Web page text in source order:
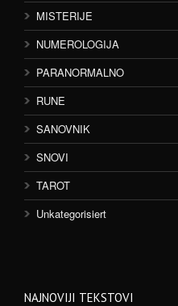
MISTERIJE
NUMEROLOGIJA
PARANORMALNO
RUNE
SANOVNIK
SNOVI
TAROT
Unkategorisiert
NAJNOVIJI TEKSTOVI